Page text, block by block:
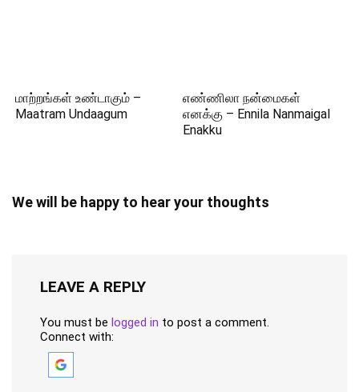
மாற்றங்கள் உண்டாகும் –
Maatram Undaagum
எண்ணிலா நன்மைகள்
எனக்கு – Ennila Nanmaigal
Enakku
We will be happy to hear your thoughts
LEAVE A REPLY
You must be logged in to post a comment.
Connect with: